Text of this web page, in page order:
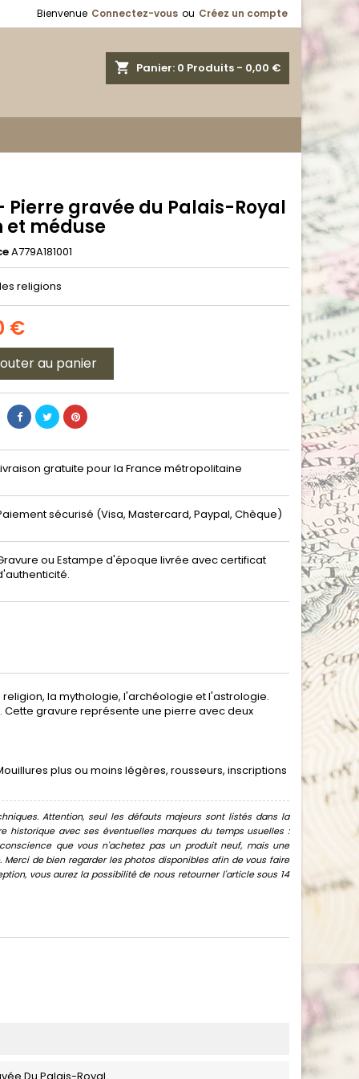
Bienvenue Connectez-vous ou Créez un compte
shopping_cart Panier: 0 Produits - 0,00 €
Pierre gravée du Palais-Royal
et méduse
A779A181001
religions
€
au panier
gratuite pour la France métropolitaine
sécurisé (Visa, Mastercard, Paypal, Chèque)
ou Estampe d'époque livrée avec certificat
la mythologie, l'archéologie et l'astrologie.
Cette gravure représente une pierre avec deux
plus ou moins légères, rousseurs, inscriptions
Attention, seul les défauts majeurs sont listés dans la
avec ses éventuelles marques du temps usuelles :
que vous n'achetez pas un produit neuf, mais une
de bien regarder les photos disponibles afin de vous faire
vous aurez la possibilité de nous retourner l'article sous 14